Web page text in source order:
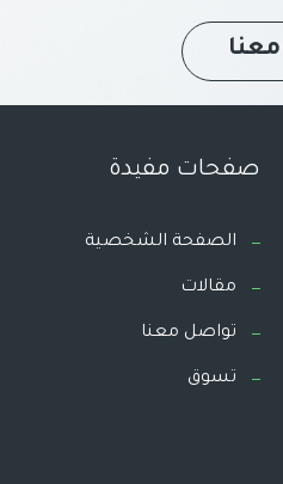
صفحات مفيدة
الصفحة الشخصية
مقالات
تواصل معنا
تسوق